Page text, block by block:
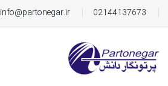
02144137673
info@partonegar.ir